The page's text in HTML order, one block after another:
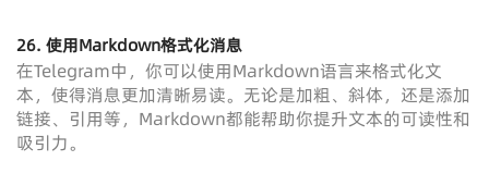
26. 使用Markdown格式化消息
在Telegram中，你可以使用Markdown语言来格式化文
本，使得消息更加清晰易读。无论是加粗、斜体，还是添加
链接、引用等，Markdown都能帮助你提升文本的可读性和
吸引力。